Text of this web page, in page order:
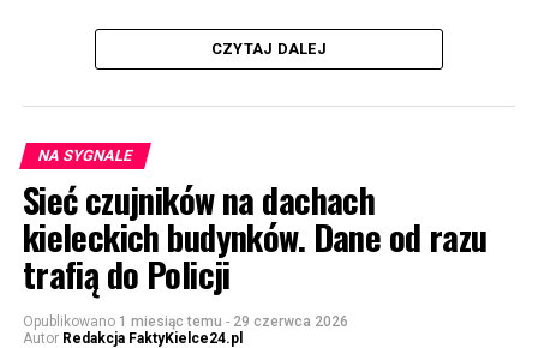
CZYTAJ DALEJ
NA SYGNALE
Sieć czujników na dachach
kieleckich budynków. Dane od razu
trafią do Policji
Opublikowano 1 miesiąc temu - 29 czerwca 2026
Autor Redakcja FaktyKielce24.pl